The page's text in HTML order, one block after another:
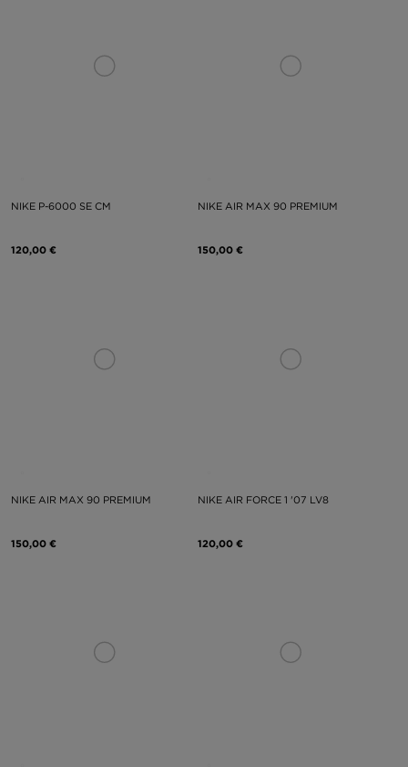
NIKE P-6000 SE CM
120,00 €
NIKE AIR MAX 90 PREMIUM
150,00 €
NIKE AIR MAX 90 PREMIUM
150,00 €
NIKE AIR FORCE 1 '07 LV8
120,00 €